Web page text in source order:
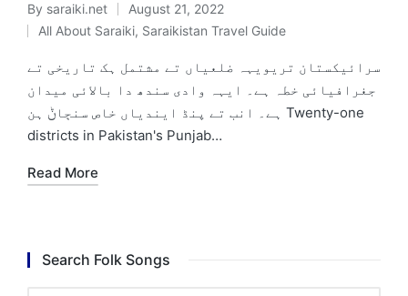
Posted
by
By saraiki.net August 21, 2022
Posted
in
All About Saraiki, Saraikistan Travel Guide
سرائیکستان تریویہہ ضلعیاں تے مشتمل ہک تاریخی تے
جغرافیائی خطہ ہے۔ ایہہ وادی سندھ دا بالائی میدان
ہے۔ انب تے پنڈ ایندیاں خاص سنڄاݨ ہن Twenty-one
districts in Pakistan's Punjab…
Read More
Search Folk Songs